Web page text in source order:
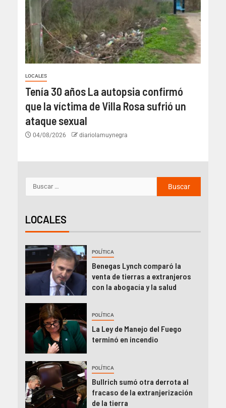
LOCALES
Tenía 30 años La autopsia confirmó
que la víctima de Villa Rosa sufrió un
ataque sexual
04/08/2026 diariolamuynegra
LOCALES
POLÍTICA
Benegas Lynch comparó la
venta de tierras a extranjeros
con la abogacía y la salud
POLÍTICA
La Ley de Manejo del Fuego
terminó en incendio
POLÍTICA
Bullrich sumó otra derrota al
fracaso de la extranjerización
de la tierra